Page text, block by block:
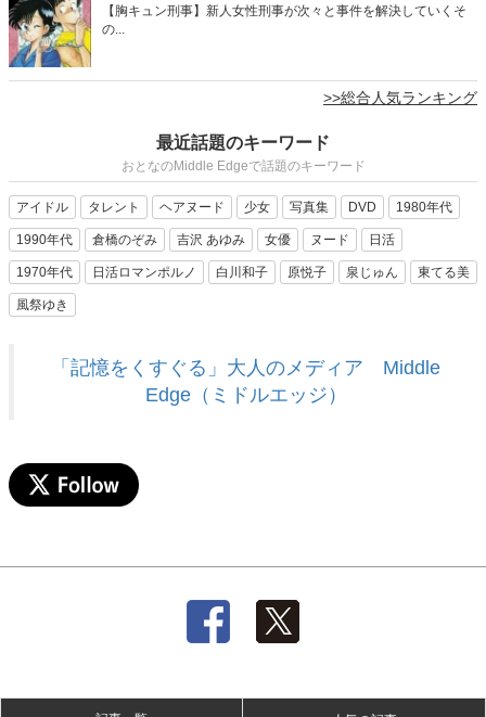
【胸キュン刑事】新人女性刑事が次々と事件を解決していくそ
の...
>>総合人気ランキング
最近話題のキーワード
おとなのMiddle Edgeで話題のキーワード
アイドル タレント ヘアヌード 少女 写真集 DVD 1980年代
1990年代 倉橋のぞみ 吉沢 あゆみ 女優 ヌード 日活
1970年代 日活ロマンポルノ 白川和子 原悦子 泉じゅん 東てる美
風祭ゆき
「記憶をくすぐる」大人のメディア Middle
Edge（ミドルエッジ）